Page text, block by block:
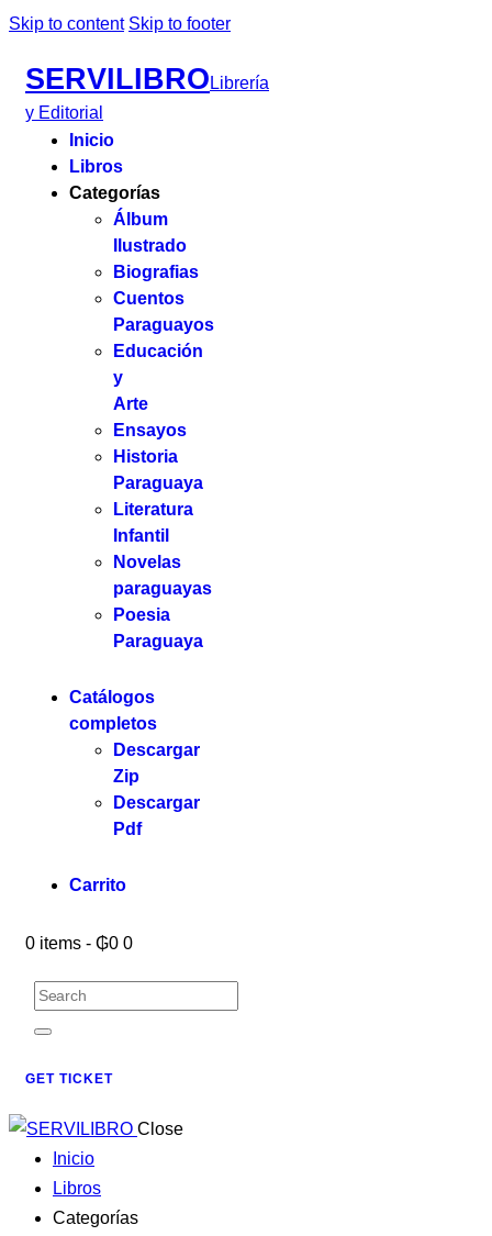
Skip to content Skip to footer
SERVILIBRO Librería
y Editorial
Inicio
Libros
Categorías
Álbum
Ilustrado
Biografias
Cuentos
Paraguayos
Educación
y
Arte
Ensayos
Historia
Paraguaya
Literatura
Infantil
Novelas
paraguayas
Poesia
Paraguaya
Catálogos
completos
Descargar
Zip
Descargar
Pdf
Carrito
0 items - ₲0 0
GET TICKET
Close
Inicio
Libros
Categorías